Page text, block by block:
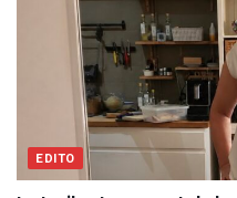
EDITO